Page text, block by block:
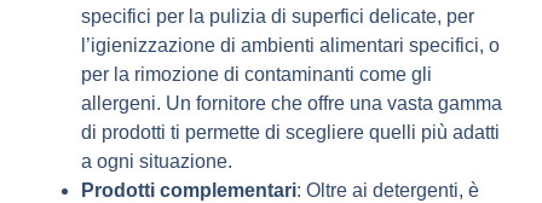
specifici per la pulizia di superfici delicate, per
l’igienizzazione di ambienti alimentari specifici, o
per la rimozione di contaminanti come gli
allergeni. Un fornitore che offre una vasta gamma
di prodotti ti permette di scegliere quelli più adatti
a ogni situazione.
Prodotti complementari: Oltre ai detergenti, è